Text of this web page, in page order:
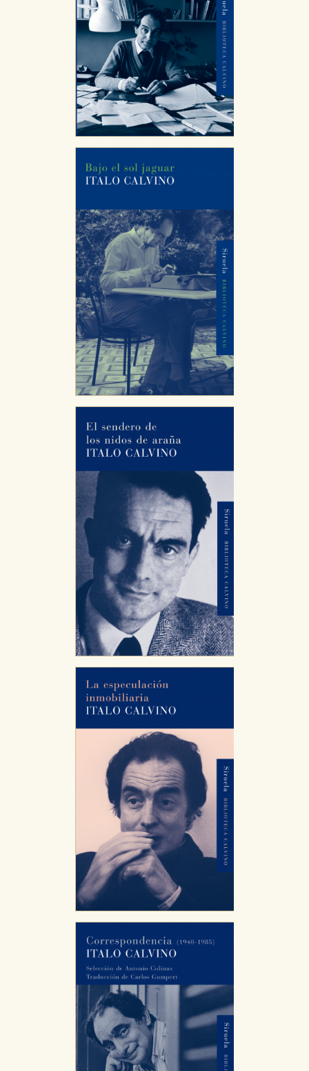
servicios para que no tenga que reconfigurarlos cada
vez que nos visita. La información es agregada y, por lo
tanto, es anónima.
Cookies de publicidad y redes sociales
Estas cookies son gestionadas por nuestros socios
publicitarios y se utilizan para mostrar publicidad
relevante para sus intereses en otros sitios. No
almacenan directamente información personal sino
que se basan en la identificación única de su
navegador y dispositivo de internet.
Puede consultar nuestrapolítica de cookies